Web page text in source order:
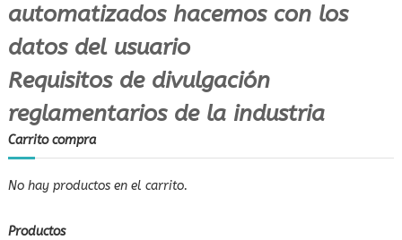
automatizados hacemos con los
datos del usuario
Requisitos de divulgación
reglamentarios de la industria
Carrito compra
No hay productos en el carrito.
Productos